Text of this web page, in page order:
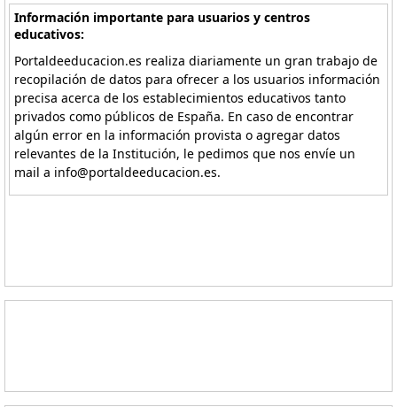
Información importante para usuarios y centros
educativos:
Portaldeeducacion.es realiza diariamente un gran trabajo de
recopilación de datos para ofrecer a los usuarios información
precisa acerca de los establecimientos educativos tanto
privados como públicos de España. En caso de encontrar
algún error en la información provista o agregar datos
relevantes de la Institución, le pedimos que nos envíe un
mail a info@portaldeeducacion.es.